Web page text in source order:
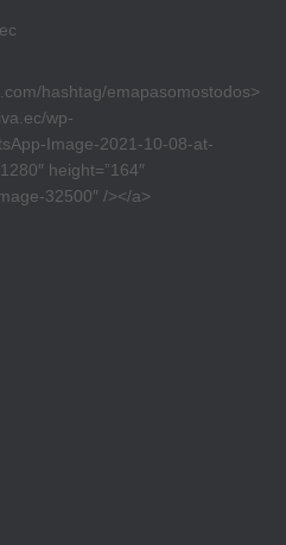
hashtag/emapasomostodos>
wp-
Image-2021-10-08-at-
height=”164″
32500″ /></a>